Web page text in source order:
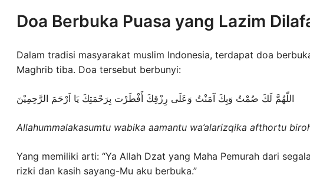
Doa Berbuka Puasa yang Lazim
Dalam tradisi masyarakat muslim Indonesia, terdapat doa
Maghrib tiba. Doa tersebut berbunyi:
اللّهُمَّ لَكَ صُمْتُ وَبِكَ آمَنْتُ وَعَلَى رِزْقِكَ أَفْطَرْت بِرَحْمَتِكَ يَا اَرْحَمَ الرَّحِمِيْنَ
Allahummalakasumtu wabika aamantu wa’alarizqika afthortu
Yang memiliki arti: “Ya Allah Dzat yang Maha Pemurah dari
rizki dan kasih sayang-Mu aku berbuka.”